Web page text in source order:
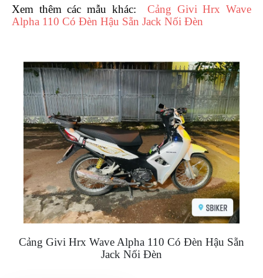
Xem thêm các mẫu khác:
Cảng Givi Hrx Wave
Alpha 110 Có Đèn Hậu Sẵn Jack Nối Đèn
Cảng Givi Hrx Wave Alpha 110 Có Đèn Hậu Sẵn
Jack Nối Đèn